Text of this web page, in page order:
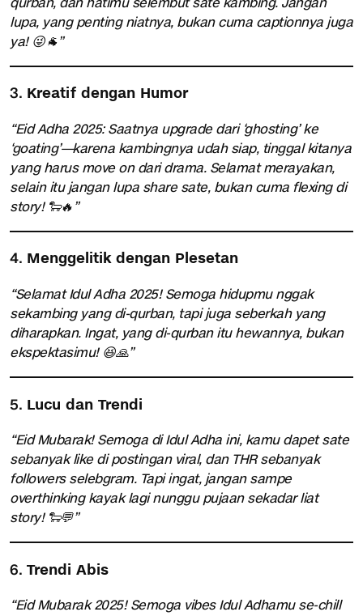
qurban, dan hatimu selembut sate kambing. Jangan
lupa, yang penting niatnya, bukan cuma captionnya juga
ya! 😜🐐”
3. Kreatif dengan Humor
“Eid Adha 2025: Saatnya upgrade dari ‘ghosting’ ke
‘goating’—karena kambingnya udah siap, tinggal kitanya
yang harus move on dari drama. Selamat merayakan,
selain itu jangan lupa share sate, bukan cuma flexing di
story! 🐑🔥”
4. Menggelitik dengan Plesetan
“Selamat Idul Adha 2025! Semoga hidupmu nggak
sekambing yang di-qurban, tapi juga seberkah yang
diharapkan. Ingat, yang di-qurban itu hewannya, bukan
ekspektasimu! 😆🙏”
5. Lucu dan Trendi
“Eid Mubarak! Semoga di Idul Adha ini, kamu dapet sate
sebanyak like di postingan viral, dan THR sebanyak
followers selebgram. Tapi ingat, jangan sampe
overthinking kayak lagi nunggu pujaan sekadar liat
story! 🐑💬”
6. Trendi Abis
“Eid Mubarak 2025! Semoga vibes Idul Adhamu se-chill